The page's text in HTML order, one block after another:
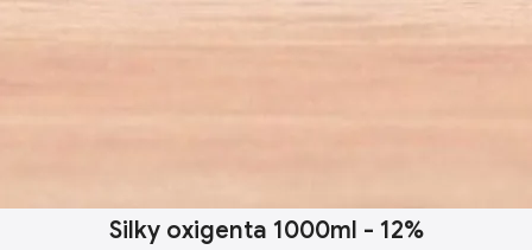
Silky oxigenta 1000ml - 12%